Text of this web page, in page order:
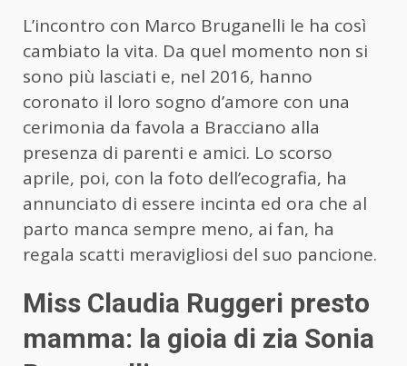
L’incontro con Marco Bruganelli le ha così
cambiato la vita. Da quel momento non si
sono più lasciati e, nel 2016, hanno
coronato il loro sogno d’amore con una
cerimonia da favola a Bracciano alla
presenza di parenti e amici. Lo scorso
aprile, poi, con la foto dell’ecografia, ha
annunciato di essere incinta ed ora che al
parto manca sempre meno, ai fan, ha
regala scatti meravigliosi del suo pancione.
Miss Claudia Ruggeri presto
mamma: la gioia di zia Sonia